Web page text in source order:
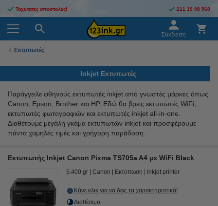
Ταχύτατες αποστολές! 211 19 98 568
Σύνδεση
Εκτυπωτές
Inkjet Εκτυπωτές
Παράγγειλε φθηνούς εκτυπωτές inkjet από γνωστές μάρκες όπως
Canon, Epson, Brother και HP. Εδώ θα βρεις εκτυπωτές WiFi,
εκτυπωτές φωτογραφιών και εκτυπωτές inkjet all-in-one.
Διαθέτουμε μεγάλη γκάμα εκτυπωτών inkjet και προσφέρουμε
πάντα χαμηλές τιμές και γρήγορη παράδοση.
Εκτυπωτής Inkjet Canon Pixma TS705a A4 με WiFi Black
5.400 gr Canon Εκτύπωση Inkjet printer
Κάνε κλικ για να δεις τα χαρακτηριστικά!
Διαθέσιμο